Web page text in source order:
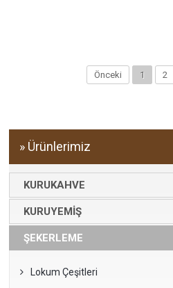
Önceki 1 2
» Ürünlerimiz
KURUKAHVE
KURUYEMİŞ
ŞEKERLEME
Lokum Çeşitleri